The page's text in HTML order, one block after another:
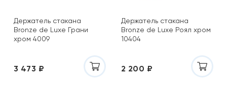
Держатель стакана
Bronze de Luxe Грани
хром 4009
3 473 ₽
Держатель стакана
Bronze de Luxe Роял хром
10404
2 200 ₽